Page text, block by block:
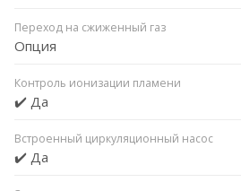
Переход на сжиженный газ
Опция
Контроль ионизации пламени
✔️ Да
Встроенный циркуляционный насос
✔️ Да